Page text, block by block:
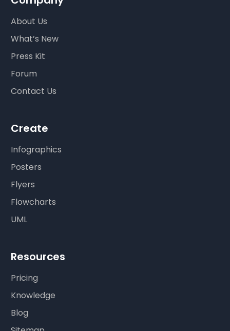
About Us
What’s New
Press Kit
Forum
Contact Us
Create
Infographics
Posters
Flyers
Flowcharts
UML
Resources
Pricing
Knowledge
Blog